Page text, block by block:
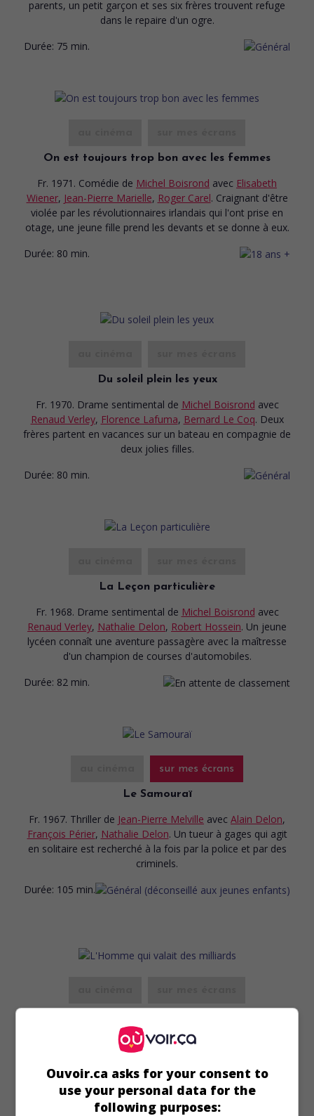
parents, un petit garçon et ses six frères trouvent refuge
dans le repaire d'un ogre.
Durée: 75 min.
On est toujours trop bon avec les femmes
Fr. 1971. Comédie de Michel Boisrond avec Elisabeth
Wiener, Jean-Pierre Marielle, Roger Carel. Craignant d'être
violée par les révolutionnaires irlandais qui l'ont prise en
otage, une jeune fille prend les devants et se donne à eux.
Durée: 80 min.
Du soleil plein les yeux
Fr. 1970. Drame sentimental de Michel Boisrond avec
Renaud Verley, Florence Lafuma, Bernard Le Coq. Deux
frères partent en vacances sur un bateau en compagnie de
deux jolies filles.
Durée: 80 min.
La Leçon particulière
Fr. 1968. Drame sentimental de Michel Boisrond avec
Renaud Verley, Nathalie Delon, Robert Hossein. Un jeune
lycéen connaît une aventure passagère avec la maîtresse
d'un champion de courses d'automobiles.
Durée: 82 min.
sur mes écrans
Le Samouraï
Fr. 1967. Thriller de Jean-Pierre Melville avec Alain Delon,
François Périer, Nathalie Delon. Un tueur à gages qui agit
en solitaire est recherché à la fois par la police et par des
criminels.
Durée: 105 min.
Fr. 1967. Drame policierde Michel Boisrond
Raymond Pellegrin
collaborationniste est enlevé par des nazis qui savent qu'il a
caché un trésor au Maroc.
Ouvoir.ca asks for your consent to
use your personal data for the
following purposes: